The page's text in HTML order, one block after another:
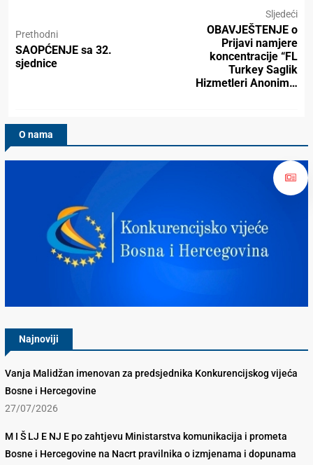
Prethodni
SAOPĆENJE sa 32.
sjednice
Sljedeći
OBAVJEŠTENJE o
Prijavi namjere
koncentracije “FL
Turkey Saglik
Hizmetleri Anonim…
O nama
Najnoviji
Vanja Malidžan imenovan za predsjednika Konkurencijskog vijeća
Bosne i Hercegovine
27/07/2026
M I Š LJ E NJ E po zahtjevu Ministarstva komunikacija i prometa
Bosne i Hercegovine na Nacrt pravilnika o izmjenama i dopunama